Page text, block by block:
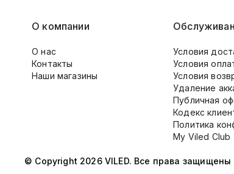
О компании
О нас
Контакты
Наши магазины
Условия
Условия
Условия
Удаление
Публичная
Кодекс
Политика
My Viled Club
© Copyright 2026 VILED. Все права защищены